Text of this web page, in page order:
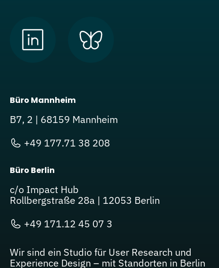
Büro Mannheim
B7, 2 | 68159 Mannheim
+49 177.71 38 208
Büro Berlin
c/o Impact Hub
Rollbergstraße 28a | 12053 Berlin
+49 171.12 45 07 3
Wir sind ein Studio für User Research und
Experience Design – mit Standorten in Berlin